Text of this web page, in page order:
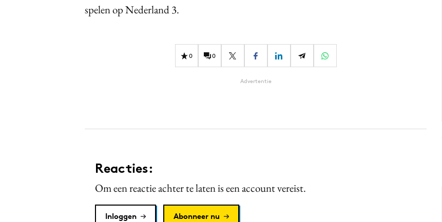
spelen op Nederland 3.
0 0
Advertentie
Reacties:
Om een reactie achter te laten is een account vereist.
Inloggen Abonneer nu